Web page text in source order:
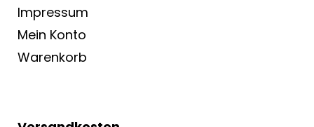
Impressum
Mein Konto
Warenkorb